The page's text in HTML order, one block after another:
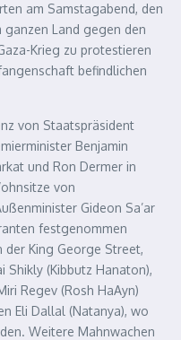
am Samstagabend, den
ganzen Land gegen den
Krieg zu protestieren
befindlichen
von Staatspräsident
Benjamin
und Ron Dermer in
von
Gideon Sa’ar
festgenommen
der King George Street,
Shikly (Kibbutz Hanaton),
Regev (Rosh HaAyn)
Eli Dallal (Natanya), wo
Weitere Mahnwachen